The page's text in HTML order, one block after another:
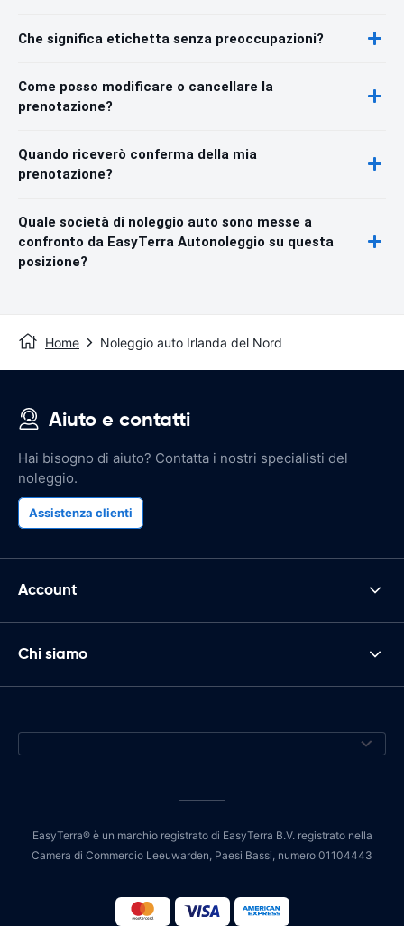
Che significa etichetta senza preoccupazioni?
Come posso modificare o cancellare la
prenotazione?
Quando riceverò conferma della mia
prenotazione?
Quale società di noleggio auto sono messe a
confronto da EasyTerra Autonoleggio su questa
posizione?
Home Noleggio auto Irlanda del Nord
Aiuto e contatti
Hai bisogno di aiuto? Contatta i nostri specialisti del
noleggio.
Assistenza clienti
Account
Chi siamo
EasyTerra® è un marchio registrato di EasyTerra B.V. registrato nella
Camera di Commercio Leeuwarden, Paesi Bassi, numero 01104443